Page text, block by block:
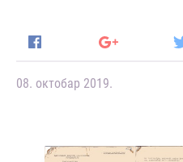
08. октобар 2019.